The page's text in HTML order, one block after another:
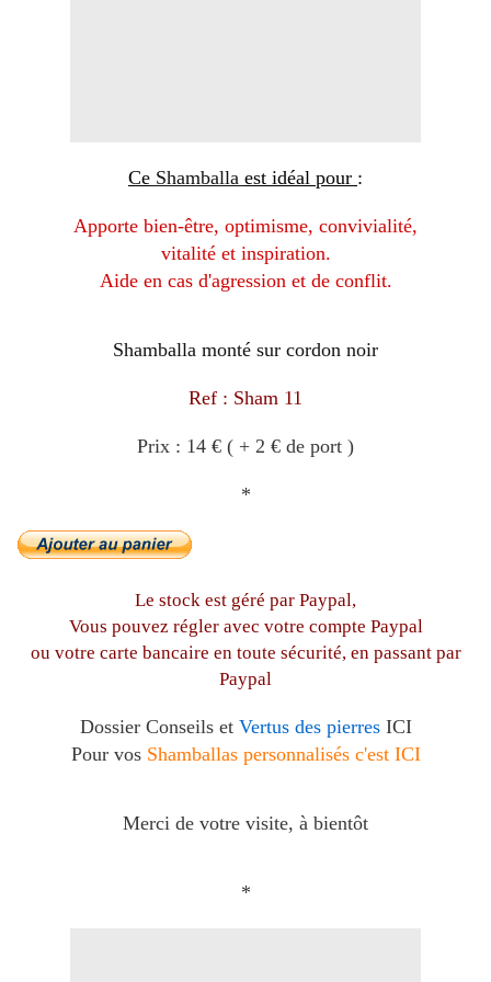
Ce Shamballa est idéal pour :
Apporte bien-être, optimisme, convivialité,
vitalité et inspiration.
Aide en cas d'agression et de conflit.
Shamballa monté sur cordon noir
Ref : Sham 11
Prix : 14 € ( + 2 € de port )
*
Le stock est géré par Paypal,
Vous pouvez régler avec votre compte Paypal
ou votre carte bancaire en toute sécurité, en passant par
Paypal
Dossier Conseils et Vertus des pierres ICI
Pour vosShamballas personnalisés c'est ICI
Merci de votre visite, à bientôt
*